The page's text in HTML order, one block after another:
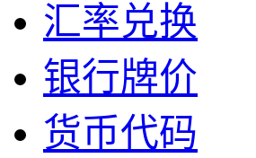
汇率兑换
银行牌价
货币代码